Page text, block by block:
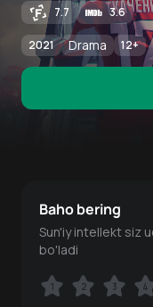
7.7 3.6
2021 Drama 12+
Baho bering
Sun'iy intellekt siz
bo'ladi
1 2 3 4
1 2 3 4